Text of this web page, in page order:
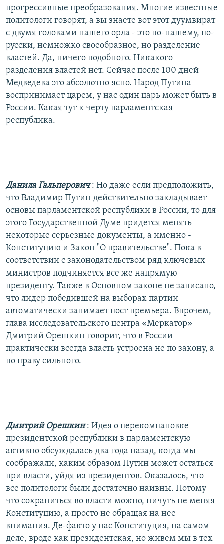
прогрессивные преобразования. Многие известные
политологи говорят, а вы знаете вот этот дуумвират
с двумя головами нашего орла - это по-нашему, по-
русски, немножко своеобразное, но разделение
властей. Да, ничего подобного. Никакого
разделения властей нет. Сейчас после 100 дней
Медведева это абсолютно ясно. Народ Путина
воспринимает царем, у нас один царь может быть в
России. Какая тут к черту парламентская
республика.
Данила Гальперович: Но даже если предположить,
что Владимир Путин действительно закладывает
основы парламентской республики в России, то для
этого Государственной Думе придется менять
некоторые серьезные документы, а именно -
Конституцию и Закон "О правительстве". Пока в
соответствии с законодательством ряд ключевых
министров подчиняется все же напрямую
президенту. Также в Основном законе не записано,
что лидер победившей на выборах партии
автоматически занимает пост премьера. Впрочем,
глава исследовательского центра «Меркатор»
Дмитрий Орешкин говорит, что в России
практически всегда власть устроена не по закону, а
по праву сильного.
Дмитрий Орешкин: Идея о перекомпановке
президентской республики в парламентскую
активно обсуждалась два года назад, когда мы
соображали, каким образом Путин может остаться
при власти, уйдя из президентов. Оказалось, что
все политологи были достаточно наивны. Потому
что сохраниться во власти можно, ничуть не меняя
Конституцию, а просто не обращая на нее
внимания. Де-факто у нас Конституция, на самом
деле, вроде как президентская, но живем мы в тех